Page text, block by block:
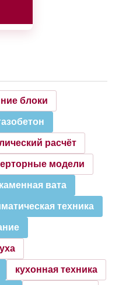
блоки
расчёт
модели
каменная вата
техника
кухонная техника